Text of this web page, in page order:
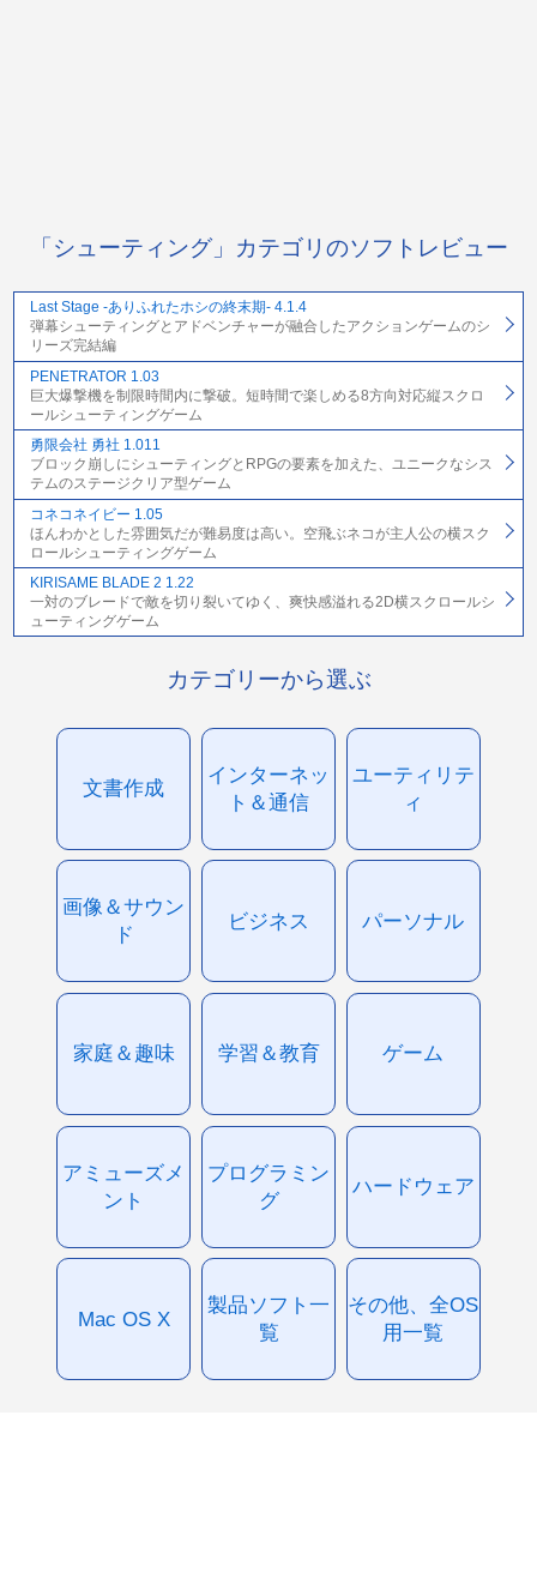
「シューティング」カテゴリのソフトレビュー
Last Stage -ありふれたホシの終末期- 4.1.4
弾幕シューティングとアドベンチャーが融合したアクションゲームのシ
リーズ完結編
PENETRATOR 1.03
巨大爆撃機を制限時間内に撃破。短時間で楽しめる8方向対応縦スクロ
ールシューティングゲーム
勇限会社 勇社 1.011
ブロック崩しにシューティングとRPGの要素を加えた、ユニークなシス
テムのステージクリア型ゲーム
コネコネイビー 1.05
ほんわかとした雰囲気だが難易度は高い。空飛ぶネコが主人公の横スク
ロールシューティングゲーム
KIRISAME BLADE 2 1.22
一対のブレードで敵を切り裂いてゆく、爽快感溢れる2D横スクロールシ
ューティングゲーム
カテゴリーから選ぶ
文書作成
インターネッ
ト＆通信
ユーティリテ
ィ
画像＆サウン
ド
ビジネス パーソナル
家庭＆趣味 学習＆教育 ゲーム
アミューズメ
ント
プログラミン
グ
ハードウェア
Mac OS X
製品ソフト一
覧
その他、全OS
用一覧